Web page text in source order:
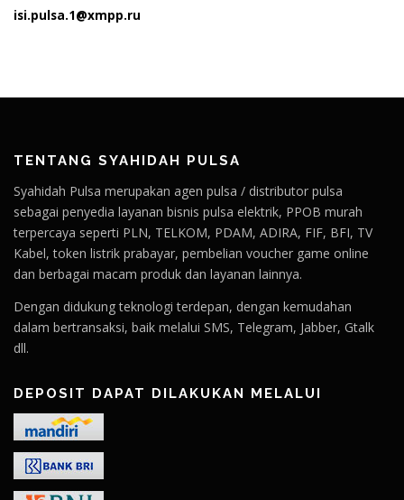
isi.pulsa.1@xmpp.ru
TENTANG SYAHIDAH PULSA
Syahidah Pulsa merupakan agen pulsa / distributor pulsa
sebagai penyedia layanan bisnis pulsa elektrik, PPOB murah
terpercaya seperti PLN, TELKOM, PDAM, ADIRA, FIF, BFI, TV
Kabel, token listrik prabayar, pembelian voucher game online
dan berbagai macam produk dan layanan lainnya.
Dengan didukung teknologi terdepan, dengan kemudahan
dalam bertransaksi, baik melalui SMS, Telegram, Jabber, Gtalk
dll.
DEPOSIT DAPAT DILAKUKAN MELALUI